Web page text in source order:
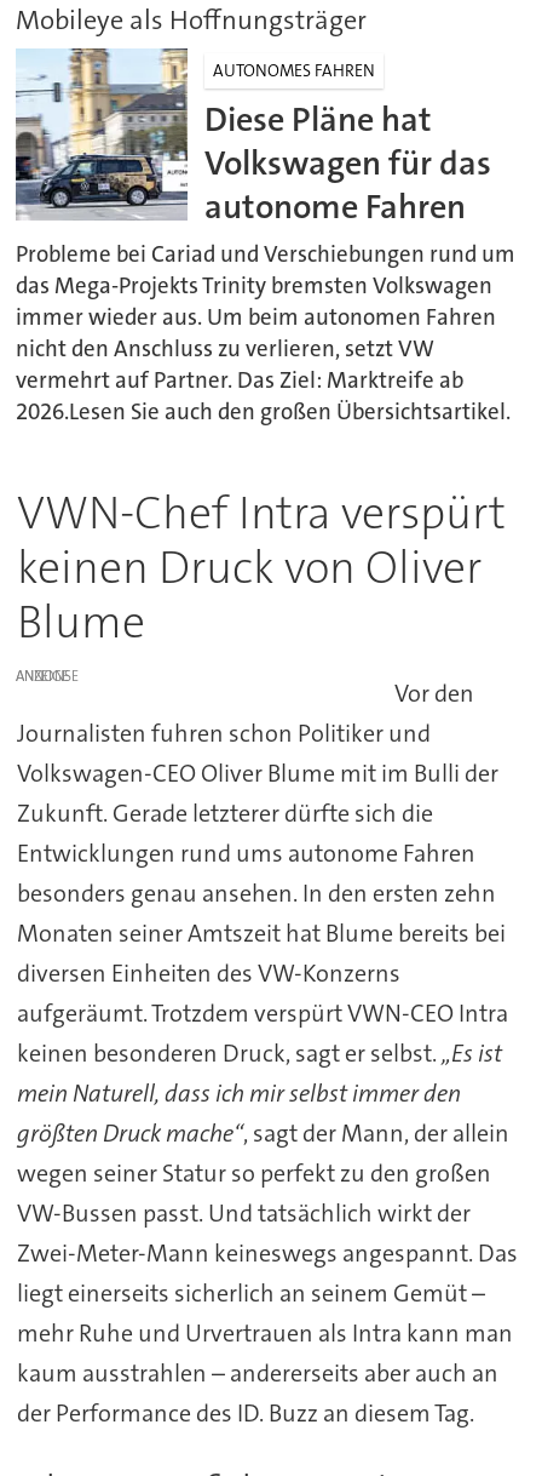
Mobileye als Hoffnungsträger
AUTONOMES FAHREN
Diese Pläne hat
Volkswagen für das
autonome Fahren
Probleme bei Cariad und Verschiebungen rund um
das Mega-Projekts Trinity bremsten Volkswagen
immer wieder aus. Um beim autonomen Fahren
nicht den Anschluss zu verlieren, setzt VW
vermehrt auf Partner. Das Ziel: Marktreife ab
2026.Lesen Sie auch den großen Übersichtsartikel.
VWN-Chef Intra verspürt
keinen Druck von Oliver
Blume
ANZEIGE
Vor den
Journalisten fuhren schon Politiker und
Volkswagen-CEO Oliver Blume mit im Bulli der
Zukunft. Gerade letzterer dürfte sich die
Entwicklungen rund ums autonome Fahren
besonders genau ansehen. In den ersten zehn
Monaten seiner Amtszeit hat Blume bereits bei
diversen Einheiten des VW-Konzerns
aufgeräumt. Trotzdem verspürt VWN-CEO Intra
keinen besonderen Druck, sagt er selbst.„Es ist
mein Naturell, dass ich mir selbst immer den
größten Druck mache“, sagt der Mann, der allein
wegen seiner Statur so perfekt zu den großen
VW-Bussen passt. Und tatsächlich wirkt der
Zwei-Meter-Mann keineswegs angespannt. Das
liegt einerseits sicherlich an seinem Gemüt –
mehr Ruhe und Urvertrauen als Intra kann man
kaum ausstrahlen – andererseits aber auch an
der Performance des ID. Buzz an diesem Tag.